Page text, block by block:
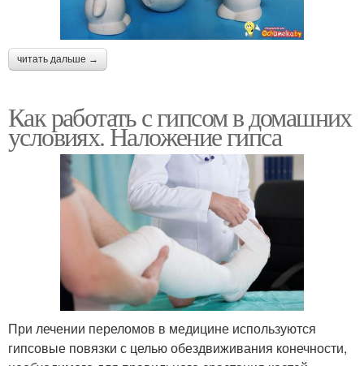
читать дальше →
Как работать с гипсом в домашних
условиях. Наложение гипса
При лечении переломов в медицине используются
гипсовые повязки с целью обездвиживания конечности,